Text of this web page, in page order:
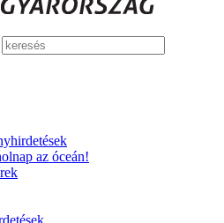
az óceán!